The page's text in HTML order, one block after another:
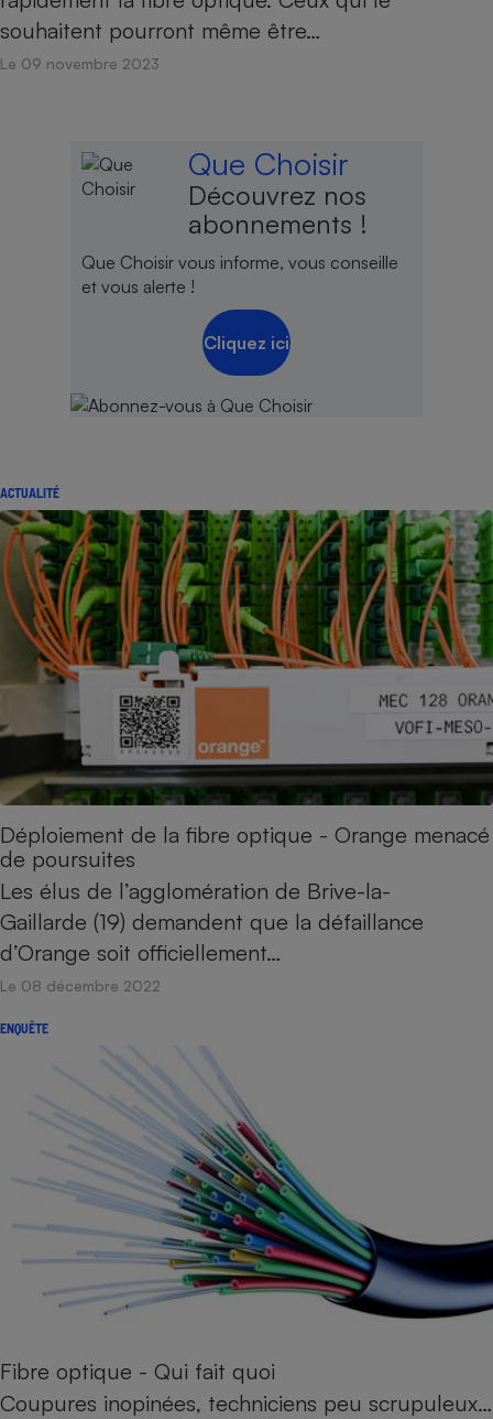
souhaitent pourront même être…
Le 09 novembre 2023
Que Choisir
Découvrez nos
abonnements !
Que Choisir vous informe, vous conseille
et vous alerte !
Cliquez ici
ACTUALITÉ
Déploiement de la fibre optique - Orange menacé
de poursuites
Les élus de l’agglomération de Brive-la-
Gaillarde (19) demandent que la défaillance
d’Orange soit officiellement…
Le 08 décembre 2022
ENQUÊTE
Fibre optique - Qui fait quoi
Coupures inopinées, techniciens peu scrupuleux…